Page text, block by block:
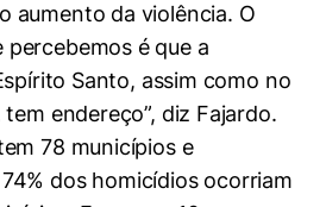
aumento da violência. O
é que a
Santo, assim como no
endereço”, diz Fajardo.
78 municípios e
dos homicídios ocorriam